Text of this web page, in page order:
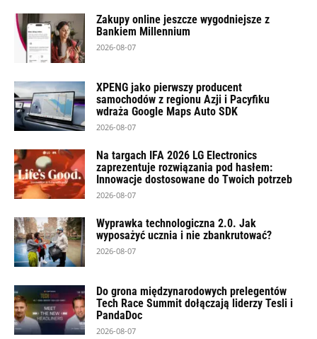
Zakupy online jeszcze wygodniejsze z
Bankiem Millennium
2026-08-07
XPENG jako pierwszy producent
samochodów z regionu Azji i Pacyfiku
wdraża Google Maps Auto SDK
2026-08-07
Na targach IFA 2026 LG Electronics
zaprezentuje rozwiązania pod hasłem:
Innowacje dostosowane do Twoich potrzeb
2026-08-07
Wyprawka technologiczna 2.0. Jak
wyposażyć ucznia i nie zbankrutować?
2026-08-07
Do grona międzynarodowych prelegentów
Tech Race Summit dołączają liderzy Tesli i
PandaDoc
2026-08-07